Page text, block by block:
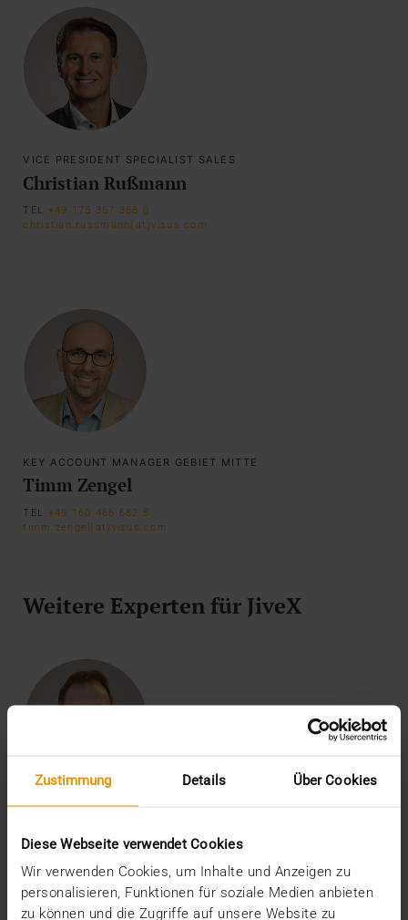
Zustimmung Details Über Cookies
Diese Webseite verwendet Cookies
Wir verwenden Cookies, um Inhalte und Anzeigen zu
personalisieren, Funktionen für soziale Medien anbieten
zu können und die Zugriffe auf unsere Website zu
VICE PRESIDENT SPECIALIST SALES
Christian Rußmann
TEL
+49 175 357 368 0
christian.russmann(at)visus.com
KEY ACCOUNT MANAGER GEBIET MITTE
Timm Zengel
TEL
+49 160 466 682 5
timm.zengel(at)visus.com
Weitere Experten für JiveX
SALES CONSULTANT
Thorsten Geisbe